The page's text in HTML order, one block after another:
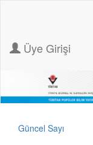
Üye Girişi
Güncel Sayı